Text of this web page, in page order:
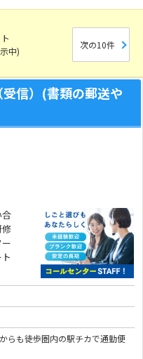
中)
次の10件
信）(書類の郵送や
合
らも徒歩圏内の駅チカで通勤便